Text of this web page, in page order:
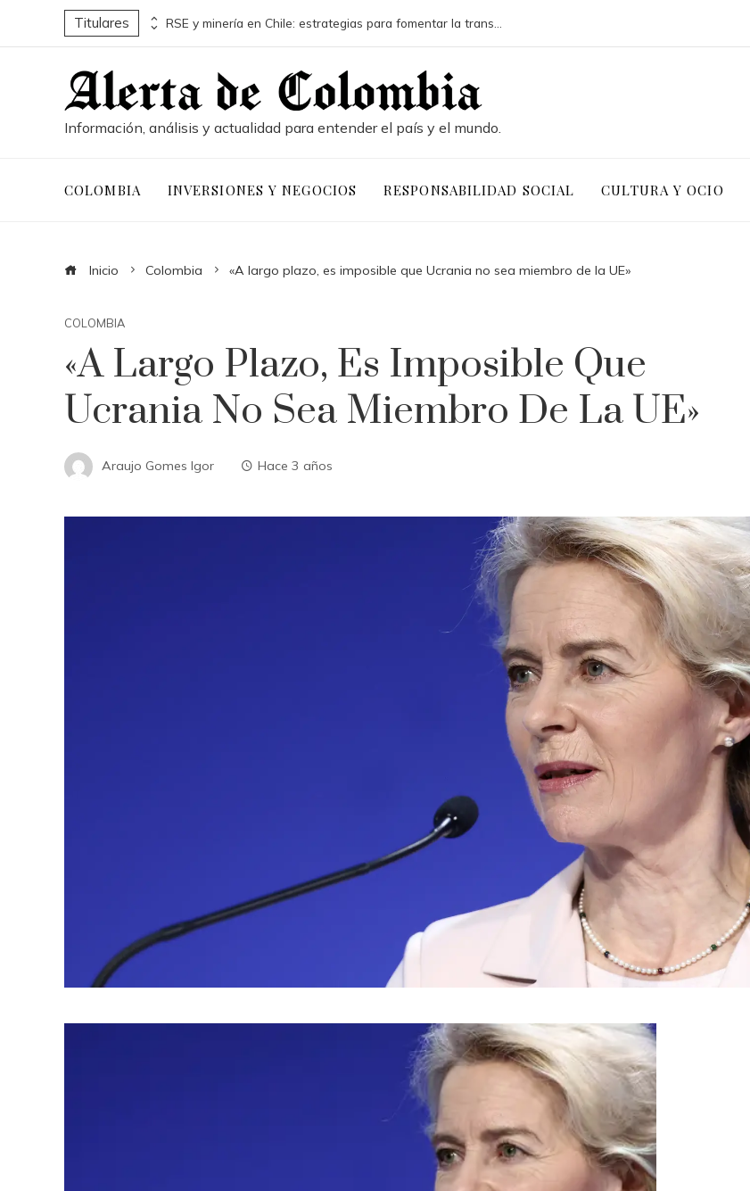
Titulares Pruebas de conocimiento cero y su influencia en la seguridad de activos digitales corporativos
Información, análisis y actualidad para entender el país y el mundo.
COLOMBIA INVERSIONES Y NEGOCIOS RESPONSABILIDAD SOCIAL CULTURA Y OCIO
Inicio Colombia «A largo plazo, es imposible que Ucrania no sea miembro de la UE»
COLOMBIA
«A Largo Plazo, Es Imposible Que
Ucrania No Sea Miembro De La UE»
Araujo Gomes Igor Hace 3 años